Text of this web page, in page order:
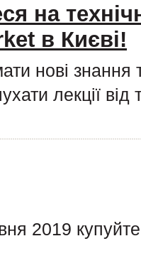
на
в Києві!
нові знання
лекції від
2019